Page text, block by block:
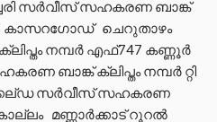
സര്‍വീസ് സഹകരണ ബാങ്ക്
കാസറഗോഡ് ചെറുതാഴം
നമ്പര്‍ എഫ്747 കണ്ണൂര്‍
ബാങ്ക് ക്ലിപ്തം നമ്പര്‍ റ്റി
സര്‍വീസ് സഹകരണ
മണ്ണാര്‍ക്കാട് റൂറല്‍